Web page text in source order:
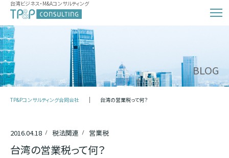
台湾ビジネス・M&Aコンサルティング
BLOG
TP&Pコンサルティング合同会社 台湾の営業税って何？
2016.04.18 税法関連 営業税
台湾の営業税って何？